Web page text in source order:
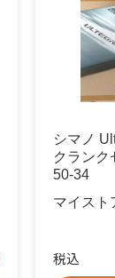
シマノ
クランク
50-34
マイスト
税込